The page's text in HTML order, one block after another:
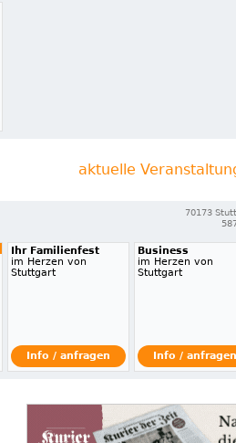
aktuelle
70173
Ihr Familienfest
im Herzen von
Stuttgart
Info / anfragen
Business
im Herzen von
Stuttgart
Info / anfragen